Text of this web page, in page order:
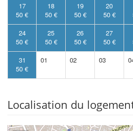
17
50 €
18
50 €
19
50 €
20
50 €
24
50 €
25
50 €
26
50 €
27
50 €
31
50 €
01 02 03
Localisation du